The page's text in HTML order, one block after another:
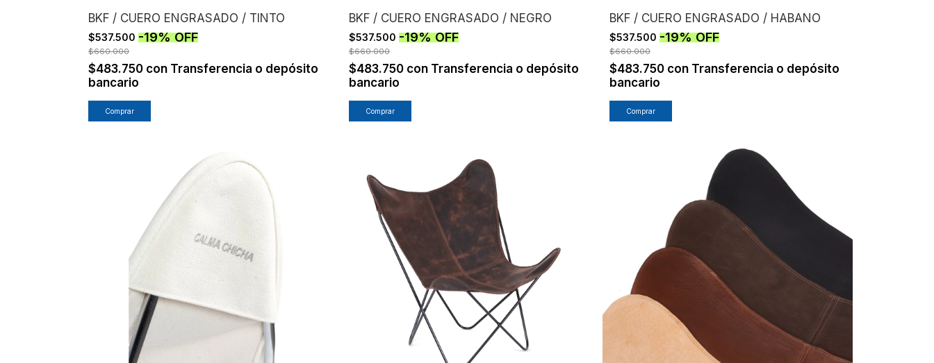
BKF / CUERO ENGRASADO / TINTO
$537.500 -19%OFF
$660.000
$483.750 con Transferencia o depósito
bancario
Comprar
BKF / CUERO ENGRASADO / NEGRO
$537.500 -19%OFF
$660.000
$483.750 con Transferencia o depósito
bancario
Comprar
BKF / CUERO ENGRASADO / HABANO
$537.500 -19%OFF
$660.000
$483.750 con Transferencia o depósito
bancario
Comprar